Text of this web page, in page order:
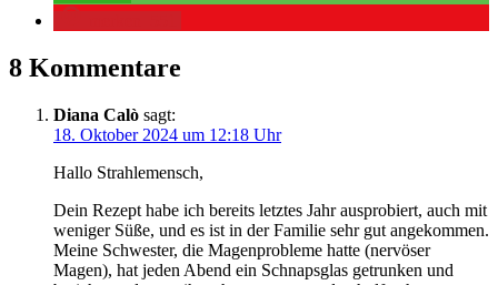
8 Kommentare
Diana Calò sagt:
18. Oktober 2024 um 12:18 Uhr
Hal­lo Strahlemensch,
Dein Rezept habe ich bereits letz­tes Jahr aus­pro­biert, auch mit
weni­ger Süße, und es ist in der Fami­lie sehr gut angekommen.
Mei­ne Schwes­ter, die Magen­pro­ble­me hat­te (ner­vö­ser
Magen), hat jeden Abend ein Schnaps­glas getrun­ken und